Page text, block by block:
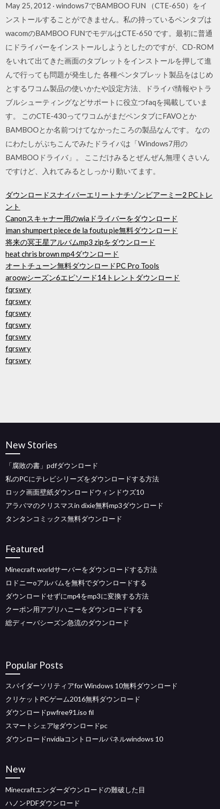
May 25, 2012 · windows7でBAMBOO FUN （CTE-650）をイ
ンストールすることができません。私の持っているペンタブは
wacomのBAMBOO FUNでモデルはCTE-650 です。最初に普通
にドライバーをインストールしようとしたのですが、CD-ROM
をいれて出てきた画面のタブレットをインストールを押して進
んで行っても問題が発生した 各種ペンタブレット製品をはじめ
とするワコム製品の使いかたや設定方法、ドライバ情報やトラ
ブルシューティングなどサポートに役立つfaqを掲載していま
す。 このCTE-430ってワコムがまだペンタブにFAVOとか
BAMBOOとか名前つけてなかったころの製品なんです。 なの
にわたしがぶちこんでみたドライバは「Windows7用の
BAMBOOドライバ」。 ここだけみるとぜんぜん無理くさいん
ですけど、入れてみるとしっかり動いてます。
ダウンロードスナイパーエリートナチゾンビアーミー2 PCトレ
ント
Canonスキャナー用のwiaドライバーをダウンロード
iman shumpert piece de la foutu pie無料ダウンロード
将来の冥王星アルバムmp3 zipをダウンロード
heat chris brown mp4ダウンロード
オートチューン無料ダウンロードPC Pro Tools
aroowシーズン6エピソード14トレントダウンロード
fqrswry
fqrswry
fqrswry
fqrswry
fqrswry
fqrswry
fqrswry
New Stories
「腐敗の書」pdfダウンロード
私のPCにテレビシリーズをダウンロードする方法
ロック画面壁紙ダウンロードウィンドウズ10
アラバマのクリスマスin dixie無料mp3ダウンロード
タンタンコミックス無料ダウンロード
Featured
Minecraft worldサーバーをダウンロードする方法
ロドニーoアルバムを無料でダウンロードする
ダウンロードせずにmp4をmp3に変換する方法
クーポン用アプリハニーをダウンロードする
総ディーバシーズン急流のダウンロード
Popular Posts
スパイダーソリティアfor Windows 10無料ダウンロード
クリケットPCゲーム2016無料ダウンロード
ダウンロードpwfree91.iso fil
スマートシェアlgダウンロードpc
ダウンロードnvidiaコントロールパネルwindows 10
New
Minecraftエンダーダウンロードの難破した目
ハノンPDFダウンロード